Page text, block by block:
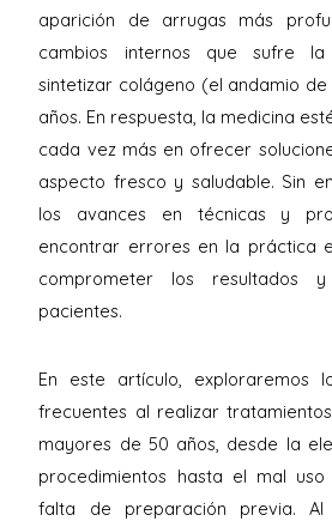
aparición de arrugas más
cambios internos que sufre
sintetizar colágeno (el andamio de
años. En respuesta, la medicina
cada vez más en ofrecer
aspecto fresco y saludable. Sin
los avances en técnicas y
encontrar errores en la práctica
comprometer los
pacientes.
En este artículo, exploraremos
frecuentes al realizar
mayores de 50 años, desde la
procedimientos hasta el mal
falta de preparación previa. Al